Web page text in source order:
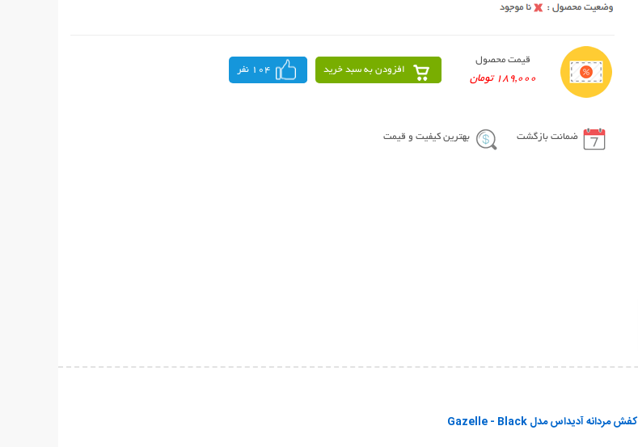
قیمت محصول
189,000 تومان
افزودن به سبد خرید 104 نفر
ضمانت بازگشت بهترین کیفیت و قیمت
کفش مردانه آدیداس مدل Gazelle - Black